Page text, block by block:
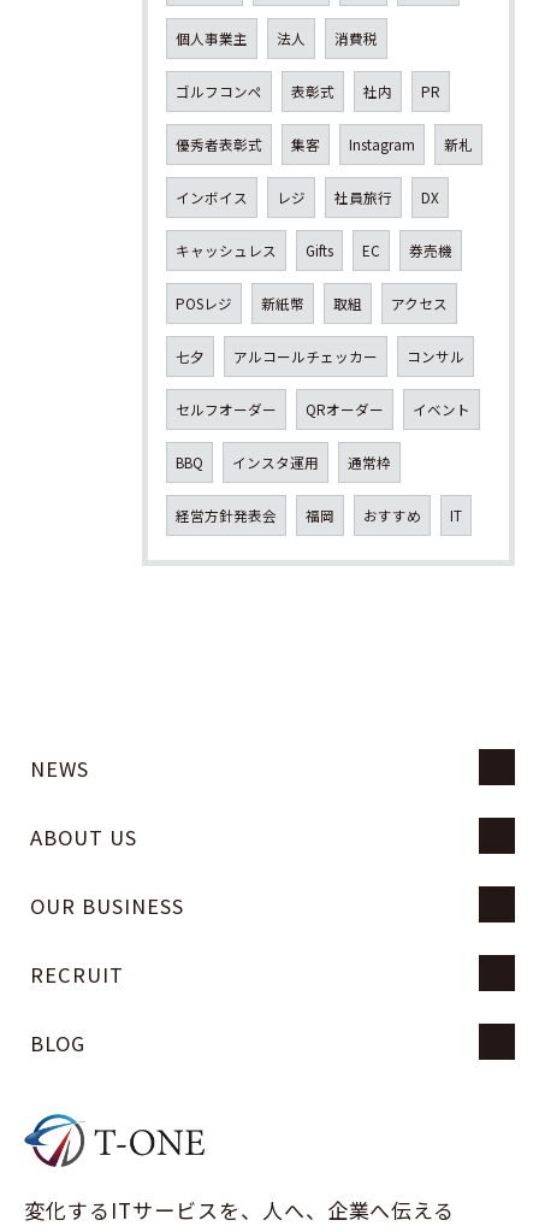
個人事業主 法人 消費税
ゴルフコンペ 表彰式 社内 PR
優秀者表彰式 集客 Instagram 新札
インボイス レジ 社員旅行 DX
キャッシュレス Gifts EC 券売機
POSレジ 新紙幣 取組 アクセス
七夕 アルコールチェッカー コンサル
セルフオーダー QRオーダー イベント
BBQ インスタ運用 通常枠
経営方針発表会 福岡 おすすめ IT
NEWS
ABOUT US
OUR BUSINESS
RECRUIT
BLOG
変化するITサービスを、人へ、企業へ伝える